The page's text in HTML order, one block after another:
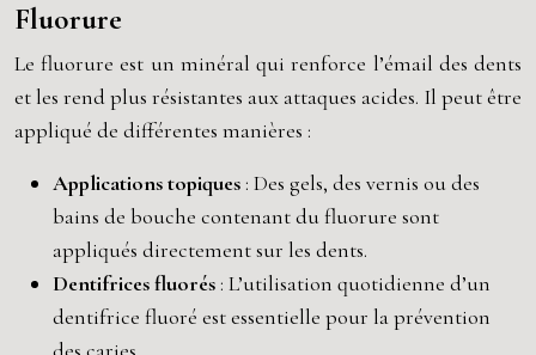
Fluorure
Le fluorure est un minéral qui renforce l’émail des dents
et les rend plus résistantes aux attaques acides. Il peut être
appliqué de différentes manières :
Applications topiques : Des gels, des vernis ou des
bains de bouche contenant du fluorure sont
appliqués directement sur les dents.
Dentifrices fluorés : L’utilisation quotidienne d’un
dentifrice fluoré est essentielle pour la prévention